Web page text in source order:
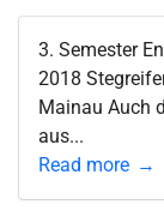
3. Semester
2018
Mainau Auch
aus...
Read more